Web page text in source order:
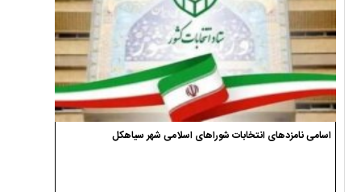
اسامی نامزدهای انتخابات شوراهای اسلامی شهر سیاهکل